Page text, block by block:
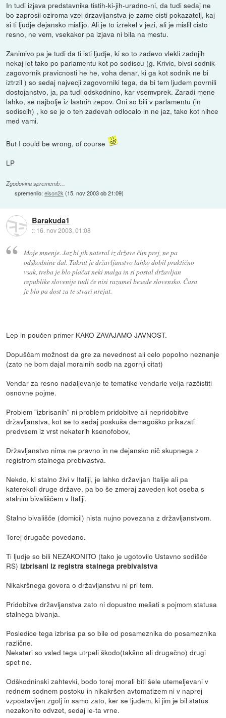
In tudi izjava predstavnika tistih-ki-jih-uradno-ni, da tudi sedaj ne
bo zaprosil oziroma vzel drzavljanstva je zame cisti pokazatelj, kaj
si ti ljudje dejansko mislijo. Ali je to izrekel v jezi, ali je mislil cisto
resno, ne vem, vsekakor pa izjava ni bila na mestu.
Zanimivo pa je tudi da ti isti ljudje, ki so to zadevo vlekli zadnjih
nekaj let tako po parlamentu kot po sodiscu (g. Krivic, bivsi sodnik-
zagovornik pravicnosti he he, voha denar, ki ga kot sodnik ne bi
iztrzil ) so sedaj najvecji zagovorniki tega, da bi tem ljudem povrnili
dostojanstvo, ja, pa tudi odskodnino, kar vsemvprek. Zaradi mene
lahko, se najbolje iz lastnih zepov. Oni so bili v parlamentu (in
sodiscih) , ko se je o teh zadevah odlocalo in ne jaz, tako kot nihce
med vami.
But I could be wrong, of course
LP
Zgodovina sprememb…
spremenilo:elson2k(15. nov 2003 ob 21:09)
Barakuda1
:: 16. nov 2003, 01:08
Moje mnenje. Jaz bi jih nateral iz države čim prej, ne pa
odškodnine dal. Takrat je državljanstvo lahko dobil praktično
vsak, treba je blo plačat neki malga in si postal državljan
republike slovenije tudi če nisi razumel besede slovensko. Časa
je blo pa dost za te stvari urejat.
Lep in poučen primer KAKO ZAVAJAMO JAVNOST.
Dopuščam možnost da gre za nevednost ali celo popolno neznanje
(zato ne bom dajal moralnih sodb na zgornji citat)
Vendar za resno nadaljevanje te tematike vendarle velja razčistiti
osnovne pojme.
Problem "izbrisanih" ni problem pridobitve ali nepridobitve
državljanstva, kot se to sedaj poskuša demagoško prikazati
predvsem iz vrst nekaterih ksenofobov,
Državljanstvo nima ne pravno in ne dejansko nič skupnega z
registrom stalnega prebivastva.
Nekdo, ki stalno živi v Italiji, je lahko državljan Italije ali pa
katerekoli druge države, pa bo še zmeraj zaveden kot oseba s
stalnim bivališčem v Italiji.
Stalno bivališče (domicil) nista nujno povezana z državljanstvom.
Torej drugače povedano.
Ti ljudje so bili NEZAKONITO (tako je ugotovilo Ustavno sodišče
RS) izbrisani iz registra stalnega prebivalstva
Nikakršnega govora o državljanstvu ni pri tem.
Pridobitve državljanstva zato ni dopustno mešati s pojmom statusa
stalnega bivanja.
Posledice tega izbrisa pa so bile od posameznika do posameznika
različne.
Nekateri so vsled tega utrpeli škodo(takšno ali drugačno) drugi
spet ne.
Odškodninski zahtevki, bodo torej morali biti šele utemeljevani v
rednem sodnem postoku in nikakršen avtomatizem ni v naprej
vzpostavljen zgolj in samo zato, ker se ljudem, ki jim je bil status
nezakonito odvzet, sedaj le-ta vrne.